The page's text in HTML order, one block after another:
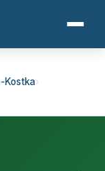
Kostka›